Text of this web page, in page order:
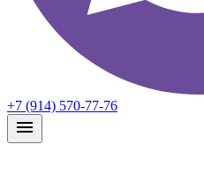
+7 (914) 570-77-76